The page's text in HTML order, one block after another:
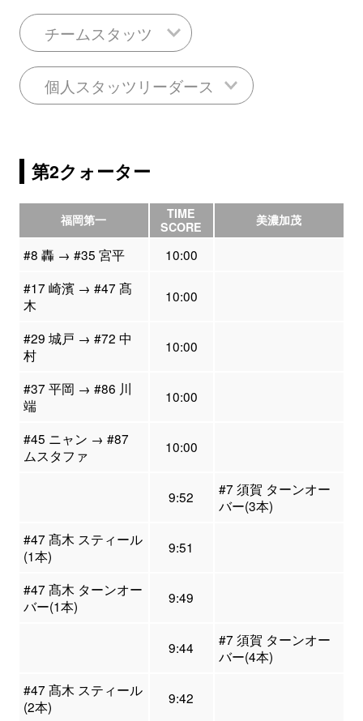
チームスタッツ
個人スタッツリーダース
第2クォーター
福岡第一
TIME
SCORE
美濃加茂
#8 轟 → #35 宮平
10:00
#17 崎濱 → #47 髙
木
10:00
#29 城戸 → #72 中
村
10:00
#37 平岡 → #86 川
端
10:00
#45 ニャン → #87
ムスタファ
10:00
9:52
#7 須賀 ターンオー
バー(3本)
#47 髙木 スティール
(1本)
9:51
#47 髙木 ターンオー
バー(1本)
9:49
9:44
#7 須賀 ターンオー
バー(4本)
#47 髙木 スティール
(2本)
9:42